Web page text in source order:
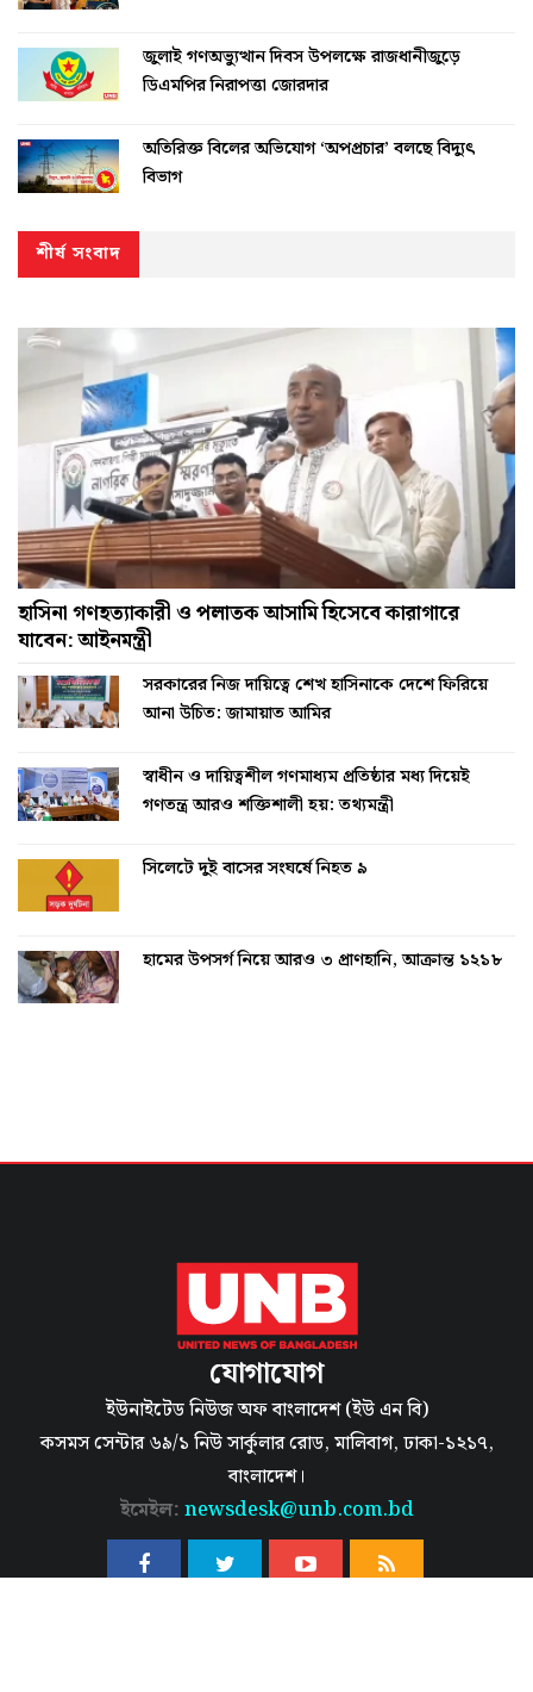
জুলাই গণঅভ্যুত্থান দিবস উপলক্ষে রাজধানীজুড়ে
ডিএমপির নিরাপত্তা জোরদার
অতিরিক্ত বিলের অভিযোগ ‘অপপ্রচার’ বলছে বিদ্যুৎ
বিভাগ
শীর্ষ সংবাদ
হাসিনা গণহত্যাকারী ও পলাতক আসামি হিসেবে কারাগারে
যাবেন: আইনমন্ত্রী
সরকারের নিজ দায়িত্বে শেখ হাসিনাকে দেশে ফিরিয়ে
আনা উচিত: জামায়াত আমির
স্বাধীন ও দায়িত্বশীল গণমাধ্যম প্রতিষ্ঠার মধ্য দিয়েই
গণতন্ত্র আরও শক্তিশালী হয়: তথ্যমন্ত্রী
সিলেটে দুই বাসের সংঘর্ষে নিহত ৯
হামের উপসর্গ নিয়ে আরও ৩ প্রাণহানি, আক্রান্ত ১২১৮
যোগাযোগ
ইউনাইটেড নিউজ অফ বাংলাদেশ (ইউ এন বি)
কসমস সেন্টার ৬৯/১ নিউ সার্কুলার রোড, মালিবাগ, ঢাকা-১২১৭,
বাংলাদেশ।
ইমেইল: newsdesk@unb.com.bd